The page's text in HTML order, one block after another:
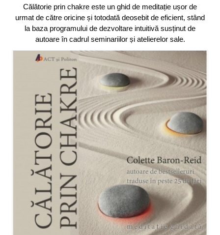
Călătorie prin chakre este un ghid de meditație ușor de
urmat de către oricine și totodată deosebit de eficient, stând
la baza programului de dezvoltare intuitivă susținut de
autoare în cadrul seminariilor și atelierelor sale.